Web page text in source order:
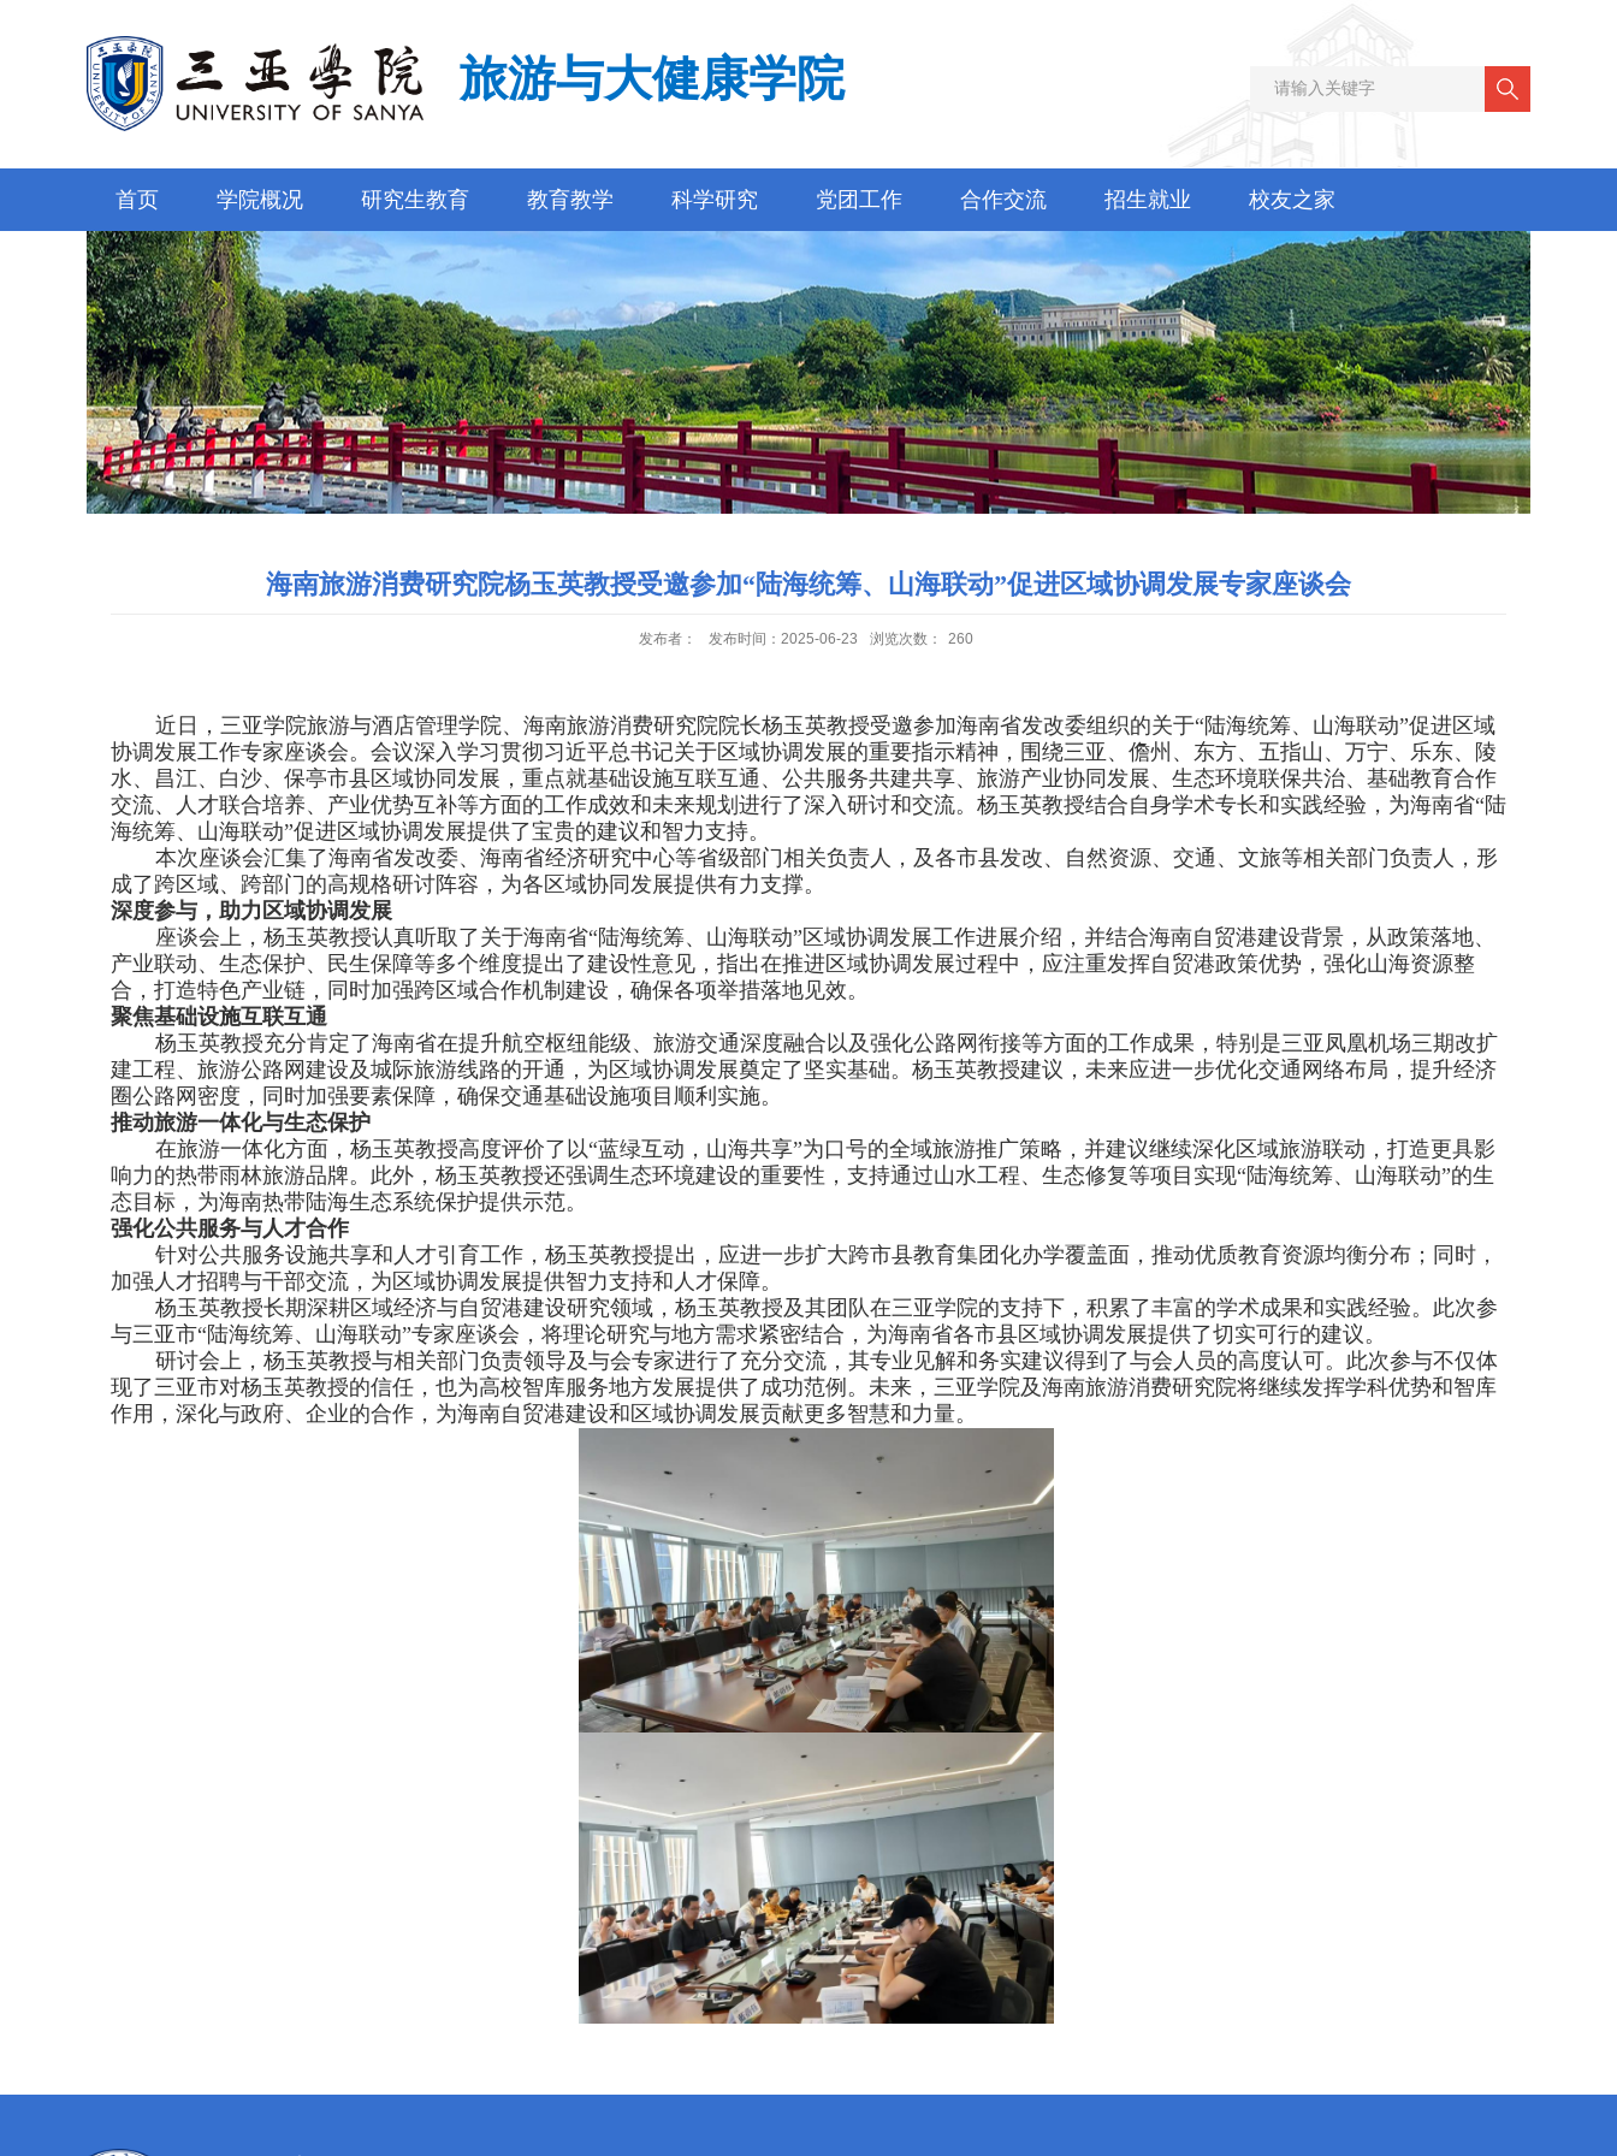
旅游与大健康学院
首页 学院概况 研究生教育 教育教学 科学研究 党团工作 合作交流 招生就业 校友之家
海南旅游消费研究院杨玉英教授受邀参加“陆海统筹、山海联动”促进区域协调发展专家座谈会
发布者： 发布时间：2025-06-23 浏览次数： 260
近日，三亚学院旅游与酒店管理学院、海南旅游消费研究院院长杨玉英教授受邀参加海南省发改委组织的关于“陆海统筹、山海联动”促进区域
协调发展工作专家座谈会。会议深入学习贯彻习近平总书记关于区域协调发展的重要指示精神，围绕三亚、儋州、东方、五指山、万宁、乐东、陵
水、昌江、白沙、保亭市县区域协同发展，重点就基础设施互联互通、公共服务共建共享、旅游产业协同发展、生态环境联保共治、基础教育合作
交流、人才联合培养、产业优势互补等方面的工作成效和未来规划进行了深入研讨和交流。杨玉英教授结合自身学术专长和实践经验，为海南省“陆
海统筹、山海联动”促进区域协调发展提供了宝贵的建议和智力支持。
本次座谈会汇集了海南省发改委、海南省经济研究中心等省级部门相关负责人，及各市县发改、自然资源、交通、文旅等相关部门负责人，形
成了跨区域、跨部门的高规格研讨阵容，为各区域协同发展提供有力支撑。
深度参与，助力区域协调发展
座谈会上，杨玉英教授认真听取了关于海南省“陆海统筹、山海联动”区域协调发展工作进展介绍，并结合海南自贸港建设背景，从政策落地、
产业联动、生态保护、民生保障等多个维度提出了建设性意见，指出在推进区域协调发展过程中，应注重发挥自贸港政策优势，强化山海资源整
合，打造特色产业链，同时加强跨区域合作机制建设，确保各项举措落地见效。
聚焦基础设施互联互通
杨玉英教授充分肯定了海南省在提升航空枢纽能级、旅游交通深度融合以及强化公路网衔接等方面的工作成果，特别是三亚凤凰机场三期改扩
建工程、旅游公路网建设及城际旅游线路的开通，为区域协调发展奠定了坚实基础。杨玉英教授建议，未来应进一步优化交通网络布局，提升经济
圈公路网密度，同时加强要素保障，确保交通基础设施项目顺利实施。
推动旅游一体化与生态保护
在旅游一体化方面，杨玉英教授高度评价了以“蓝绿互动，山海共享”为口号的全域旅游推广策略，并建议继续深化区域旅游联动，打造更具影
响力的热带雨林旅游品牌。此外，杨玉英教授还强调生态环境建设的重要性，支持通过山水工程、生态修复等项目实现“陆海统筹、山海联动”的生
态目标，为海南热带陆海生态系统保护提供示范。
强化公共服务与人才合作
针对公共服务设施共享和人才引育工作，杨玉英教授提出，应进一步扩大跨市县教育集团化办学覆盖面，推动优质教育资源均衡分布；同时，
加强人才招聘与干部交流，为区域协调发展提供智力支持和人才保障。
杨玉英教授长期深耕区域经济与自贸港建设研究领域，杨玉英教授及其团队在三亚学院的支持下，积累了丰富的学术成果和实践经验。此次参
与三亚市“陆海统筹、山海联动”专家座谈会，将理论研究与地方需求紧密结合，为海南省各市县区域协调发展提供了切实可行的建议。
研讨会上，杨玉英教授与相关部门负责领导及与会专家进行了充分交流，其专业见解和务实建议得到了与会人员的高度认可。此次参与不仅体
现了三亚市对杨玉英教授的信任，也为高校智库服务地方发展提供了成功范例。未来，三亚学院及海南旅游消费研究院将继续发挥学科优势和智库
作用，深化与政府、企业的合作，为海南自贸港建设和区域协调发展贡献更多智慧和力量。